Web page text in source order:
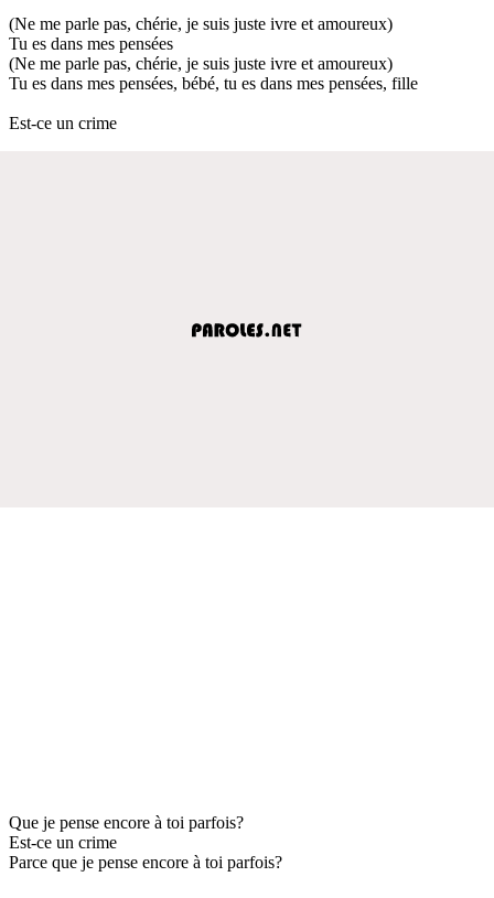
(Ne me parle pas, chérie, je suis juste ivre et amoureux)
Tu es dans mes pensées
(Ne me parle pas, chérie, je suis juste ivre et amoureux)
Tu es dans mes pensées, bébé, tu es dans mes pensées, fille
Est-ce un crime
Que je pense encore à toi parfois?
Est-ce un crime
Parce que je pense encore à toi parfois?